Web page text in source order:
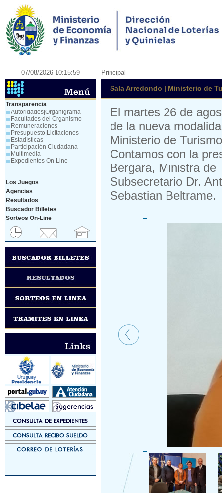
07/08/2026 10:15:59 Principal
Transparencia
Autoridades|Organigrama
Facultades del Organismo
Remuneraciones
Presupuesto|Licitaciones
Estadísticas
Participación Ciudadana
Multimedia
Expedientes On-Line
Los Juegos
Agencias
Resultados
Buscador Billetes
Sorteos On-Line
Sala Arredondo | Ministerio de
El martes 26 de
de la nueva
Ministerio de
Contamos con la
Bergara, Ministra de
Subsecretario Dr.
Sebastian Beltrame.